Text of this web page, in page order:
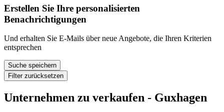
Erstellen Sie Ihre personalisierten
Benachrichtigungen
Und erhalten Sie E-Mails über neue Angebote, die Ihren Kriterien
entsprechen
Suche speichern
Filter zurücksetzen
Unternehmen zu verkaufen - Guxhagen